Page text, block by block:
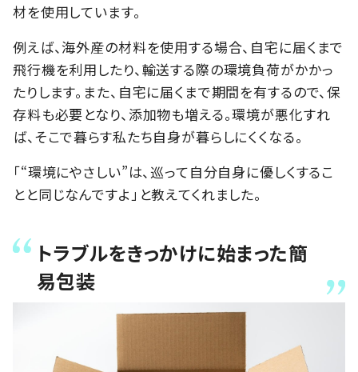
材を使用しています。
例えば、海外産の材料を使用する場合、自宅に届くまで
飛行機を利用したり、輸送する際の環境負荷がかかっ
たりします。また、自宅に届くまで期間を有するので、保
存料も必要となり、添加物も増える。環境が悪化すれ
ば、そこで暮らす私たち自身が暮らしにくくなる。
「“環境にやさしい”は、巡って自分自身に優しくするこ
とと同じなんですよ」と教えてくれました。
トラブルをきっかけに始まった簡
易包装